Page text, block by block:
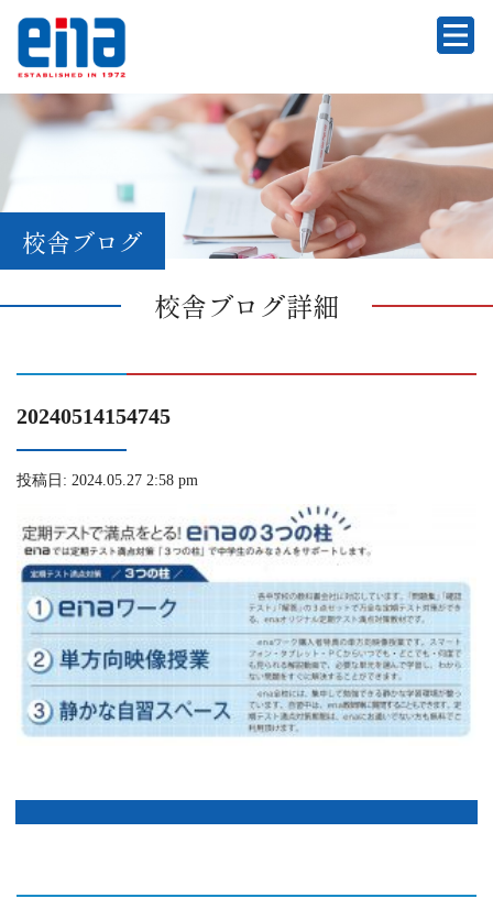
校舎ブログ
校舎ブログ詳細
20240514154745
投稿日: 2024.05.27 2:58 pm